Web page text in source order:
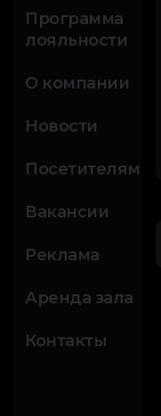
Программа
лояльности
О компании
Новости
Посетителям
Вакансии
Реклама
Аренда зала
Контакты